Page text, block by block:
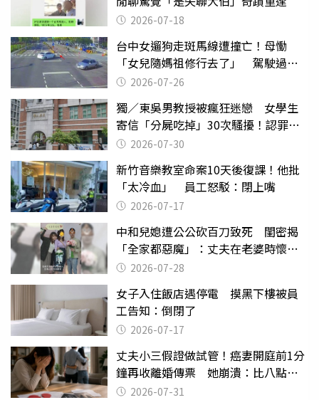
2026-07-18
台中女遛狗走斑馬線遭撞亡！母慟
「女兒隨媽祖修行去了」 駕駛過失
致死判9月
2026-07-26
獨／東吳男教授被瘋狂迷戀 女學生
寄信「分屍吃掉」30次騷擾！認罪免
關 2026-07-30
新竹音樂教室命案10天後復課！他批
「太冷血」 員工怒駁：閉上嘴
2026-07-17
中和兒媳遭公公砍百刀致死 閨密揭
「全家都惡魔」：丈夫在老婆時懷孕
摔東西
2026-07-28
女子入住飯店遇停電 摸黑下樓被員
工告知：倒閉了
2026-07-17
丈夫小三假證做試管！癌妻開庭前1分
鐘再收離婚傳票 她崩潰：比八點檔
還扯2026-07-31